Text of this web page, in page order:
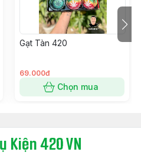
Gạt Tàn 420
69.000đ
Chọn mua
Kiện 420 VN